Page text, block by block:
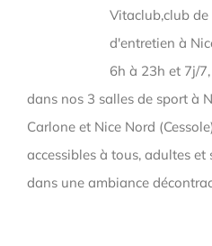
Vitaclub,club
d'entretien à
6h à 23h et 7j/
dans nos 3 salles de sport à
Carlone et Nice Nord
accessibles à tous, adultes
dans une ambiance